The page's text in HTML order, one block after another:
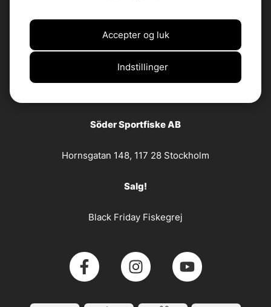
Vilkår og Betingelser
Returneringer
Söder Sportfiske AB
Hornsgatan 148, 117 28 Stockholm
Salg!
Black Friday Fiskegrej
Indstillinger
Accepter og luk